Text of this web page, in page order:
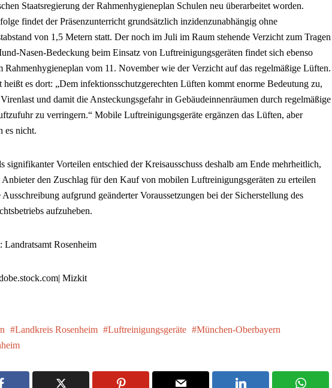
Staatsregierung der Rahmenhygieneplan Schulen neu überarbeitet worden.
findet der Präsenzunterricht grundsätzlich inzidenzunabhängig ohne
von 1,5 Metern statt. Der noch im Juli im Raum stehende Verzicht zum Tragen
Nasen-Bedeckung beim Einsatz von Luftreinigungsgeräten findet sich ebenso
Rahmenhygieneplan vom 11. November wie der Verzicht auf das regelmäßige Lüften.
es dort: „Dem infektionsschutzgerechten Lüften kommt enorme Bedeutung zu,
und damit die Ansteckungsgefahr in Gebäudeinnenräumen durch regelmäßige
zu verringern.“ Mobile Luftreinigungsgeräte ergänzen das Lüften, aber
es nicht.
signifikanter Vorteilen entschied der Kreisausschuss deshalb am Ende mehrheitlich,
Anbieter den Zuschlag für den Kauf von mobilen Luftreinigungsgeräten zu erteilen
Ausschreibung aufgrund geänderter Voraussetzungen bei der Sicherstellung des
aufzuheben.
Landratsamt Rosenheim
Mizkit
Landkreis Rosenheim Luftreinigungsgeräte
München-Oberbayern